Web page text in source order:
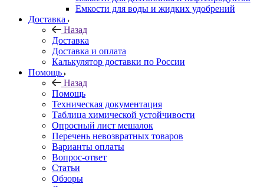
Емкости для воды и жидких удобрений
Доставка
Назад
Доставка
Доставка и оплата
Калькулятор доставки по России
Помощь
Назад
Помощь
Техническая документация
Таблица химической устойчивости
Опросный лист мешалок
Перечень невозвратных товаров
Варианты оплаты
Вопрос-ответ
Статьи
Обзоры